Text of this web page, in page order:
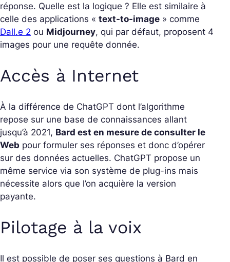
réponse. Quelle est la logique ? Elle est similaire à
celle des applications « text-to-image » comme
Dall.e 2 ou Midjourney, qui par défaut, proposent 4
images pour une requête donnée.
Accès à Internet
À la différence de ChatGPT dont l’algorithme
repose sur une base de connaissances allant
jusqu’à 2021, Bard est en mesure de consulter le
Web pour formuler ses réponses et donc d’opérer
sur des données actuelles. ChatGPT propose un
même service via son système de plug-ins mais
nécessite alors que l’on acquière la version
payante.
Pilotage à la voix
Il est possible de poser ses questions à Bard en